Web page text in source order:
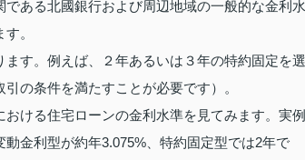
ある北國銀行および周辺地域の一般的な金利水
。
す。例えば、２年あるいは３年の特約固定を選
の条件を満たすことが必要です）。
ける住宅ローンの金利水準を見てみます。実例
金利型が約年3.075%、特約固定型では2年で